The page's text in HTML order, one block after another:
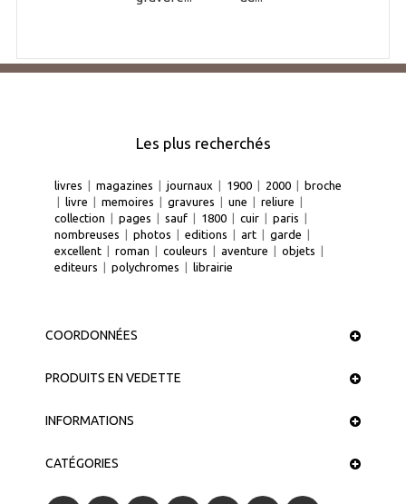
Les plus recherchés
livres | magazines | journaux | 1900 | 2000 | broche
| livre | memoires | gravures | une | reliure |
collection | pages | sauf | 1800 | cuir | paris |
nombreuses | photos | editions | art | garde |
excellent | roman | couleurs | aventure | objets |
editeurs | polychromes | librairie
COORDONNÉES
PRODUITS EN VEDETTE
INFORMATIONS
CATÉGORIES